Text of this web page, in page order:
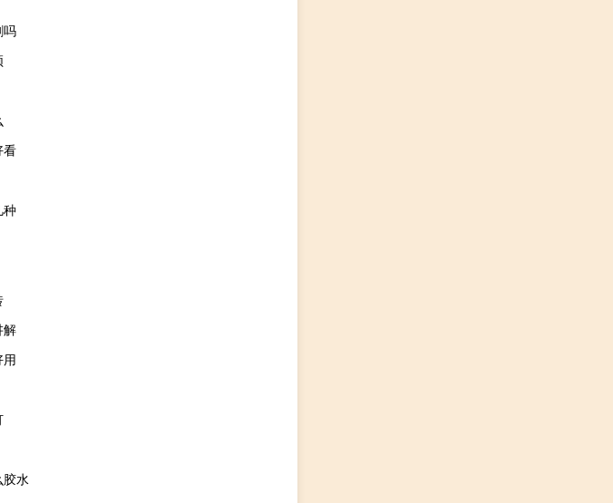
吗
看
种
解
胶水